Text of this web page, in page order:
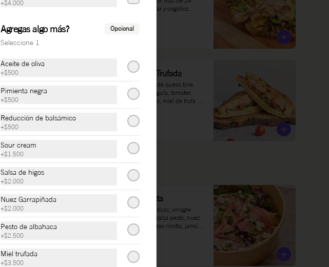
horas), queso cheddar y cogollos.
Serrano & Miel Trufada
Pan focaccia, crema de queso brie,
queso mozzarella, rúgula, tomates
cherry, jamón serrano, miel de trufa
blanca.
Serrano & Ricotta
Mix de lechugas asiáticas, vinagre
balsámico, gotas de salsa pesto, nuez
de brasil tostada, queso ricotta, jamón
$34.000
+$4.000
Agregas algo más? Opcional
Seleccione 1
Aceite de oliva
+$500
Pimienta negra
+$500
Reducción de balsámico
+$500
Sour cream
+$1.500
Salsa de higos
+$2.000
Nuez Garrapiñada
+$2.000
Pesto de albahaca
+$2.500
Miel trufada
+$3.500